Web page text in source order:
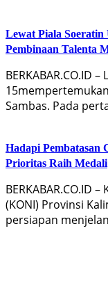
Lewat Piala
Pembinaan Talenta
BERKABAR.CO.ID
Sambas. Pada
Hadapi
Prioritas Raih Medali
BERKABAR.CO.ID
(KONI) Provinsi
persiapan